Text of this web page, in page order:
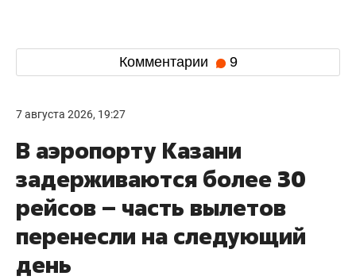
Комментарии 9
7 августа 2026, 19:27
В аэропорту Казани
задерживаются более 30
рейсов – часть вылетов
перенесли на следующий
день